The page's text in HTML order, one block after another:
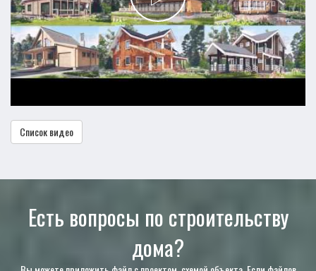
Список видео
Есть вопросы по строительству
дома?